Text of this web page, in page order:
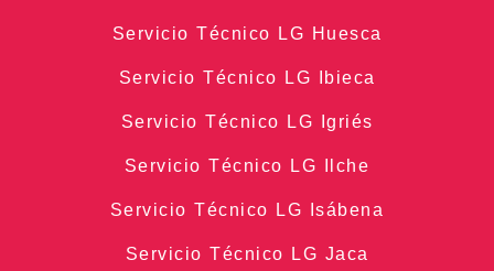
Servicio Técnico LG Huesca
Servicio Técnico LG Ibieca
Servicio Técnico LG Igriés
Servicio Técnico LG Ilche
Servicio Técnico LG Isábena
Servicio Técnico LG Jaca